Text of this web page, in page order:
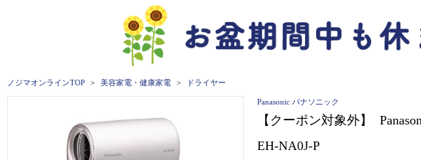
ノジマオンラインTOP 美容家電・健康家電 ドライヤー
Panasonic パナソニック
【クーポン対象外】
EH-NA0J-P